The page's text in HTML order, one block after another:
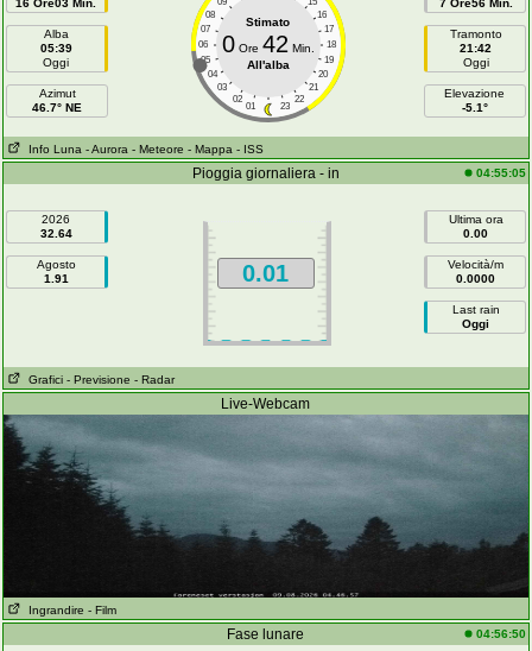
16 Ore03 Min.
Alba
05:39
Oggi
Azimut
46.7° NE
08
16
07
17
06
18
05
19
04
20
03
21
02
22
01 23
Stimato
0Ore 42 Min.
All'alba
7 Ore56 Min.
Tramonto
21:42
Oggi
Elevazione
-5.1°
Info Luna - Aurora - Meteore - Mappa - ISS
Pioggia giornaliera - in 04:55:05
2026
32.64
Agosto
1.91
0.01
Ultima ora
0.00
Velocità/m
0.0000
Last rain
Oggi
Grafici - Previsione - Radar
Live-Webcam
Ingrandire - Film
Fase lunare 04:56:50